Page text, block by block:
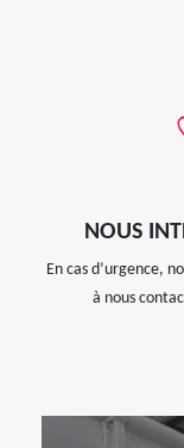
NOUS
En cas d’urgence,
à nous